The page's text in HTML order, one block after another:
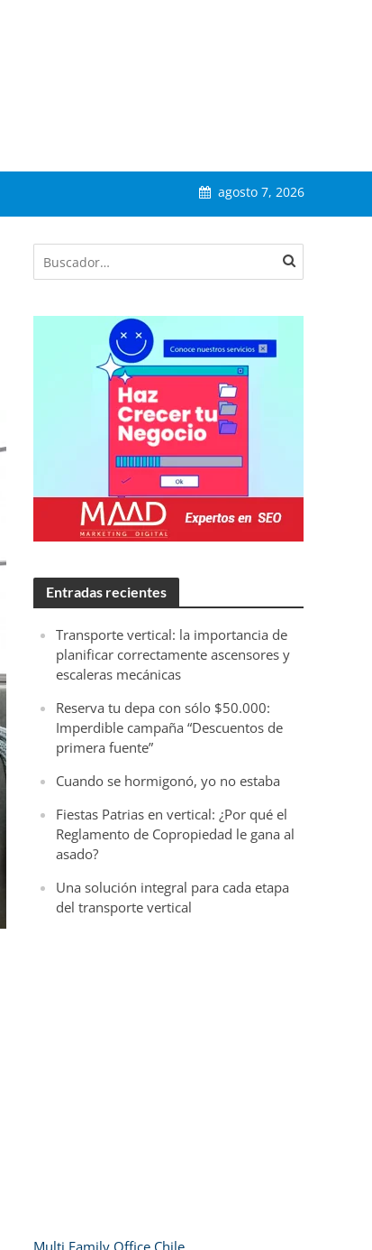
agosto 7, 2026
Entradas recientes
Transporte vertical: la importancia de
planificar correctamente ascensores y
escaleras mecánicas
Reserva tu depa con sólo $50.000:
Imperdible campaña “Descuentos de
primera fuente”
Cuando se hormigonó, yo no estaba
Fiestas Patrias en vertical: ¿Por qué el
Reglamento de Copropiedad le gana al
asado?
Una solución integral para cada etapa
del transporte vertical
Multi Family Office Chile